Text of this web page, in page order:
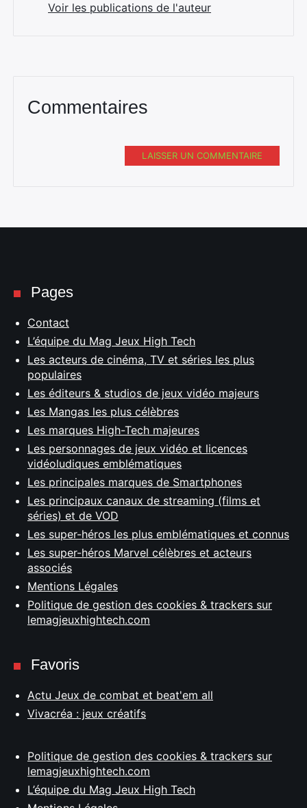
Voir les publications de l'auteur
Commentaires
LAISSER UN COMMENTAIRE
Pages
Contact
L’équipe du Mag Jeux High Tech
Les acteurs de cinéma, TV et séries les plus
populaires
Les éditeurs & studios de jeux vidéo majeurs
Les Mangas les plus célèbres
Les marques High-Tech majeures
Les personnages de jeux vidéo et licences
vidéoludiques emblématiques
Les principales marques de Smartphones
Les principaux canaux de streaming (films et
séries) et de VOD
Les super-héros les plus emblématiques et connus
Les super-héros Marvel célèbres et acteurs
associés
Mentions Légales
Politique de gestion des cookies & trackers sur
lemagjeuxhightech.com
Favoris
Actu Jeux de combat et beat'em all
Vivacréa : jeux créatifs
Politique de gestion des cookies & trackers sur
lemagjeuxhightech.com
L’équipe du Mag Jeux High Tech